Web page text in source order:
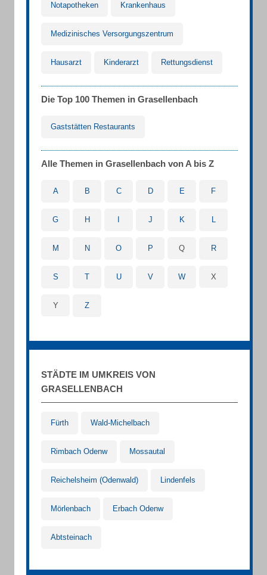
Notapotheken Krankenhaus
Medizinisches Versorgungszentrum
Hausarzt Kinderarzt Rettungsdienst
Die Top 100 Themen in Grasellenbach
Gaststätten Restaurants
Alle Themen in Grasellenbach von A bis Z
A B C D E F
G H J K L
M N O P Q R
S T U V W X
Y Z
STÄDTE IM UMKREIS VON
GRASELLENBACH
Fürth Wald-Michelbach
Rimbach Odenw Mossautal
Reichelsheim (Odenwald) Lindenfels
Mörlenbach Erbach Odenw
Abtsteinach